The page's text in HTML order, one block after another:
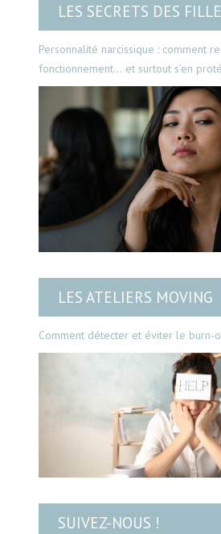
LES SECRETS DES
Personnalité narcissique : comment
fonctionnement… et surtout s’en
LES ATELIERS MOVING
Comment détecter et éviter le burn-
SUIVEZ-NOUS !